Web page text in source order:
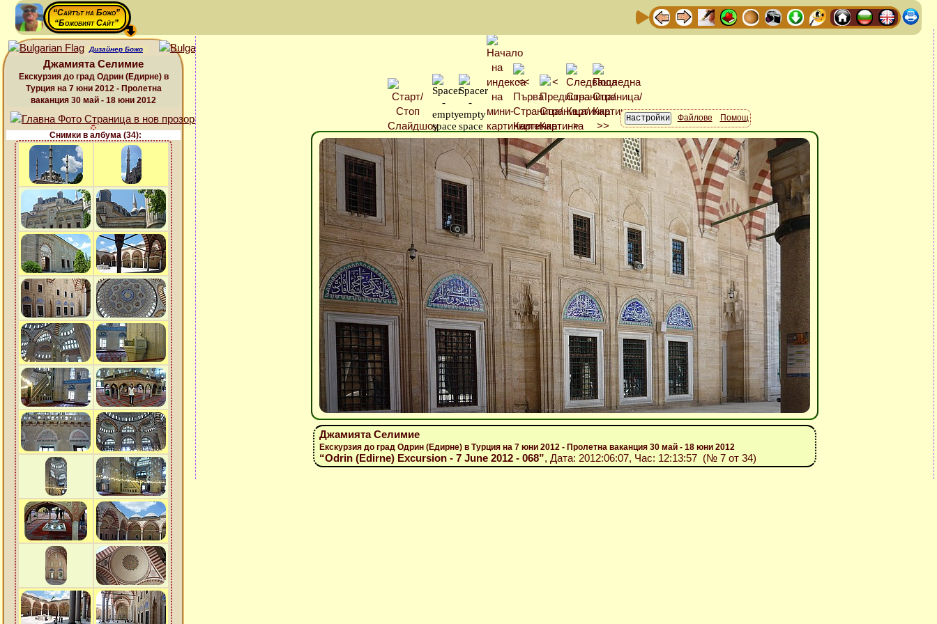
“Сайтът на Божо”
“Божовият Сайт”
Дизайнер Божо
Джамията Селимие
Екскурзия до град Одрин (Едирне) в
Турция на 7 юни 2012 - Пролетна
ваканция 30 май - 18 юни 2012
Снимки в албума (34):
Файлове Помощ
Джамията Селимие
Екскурзия до град Одрин (Едирне) в Турция на 7 юни 2012 - Пролетна ваканция 30 май - 18 юни 2012
“Odrin (Edirne) Excursion - 7 June 2012 - 068”, Дата: 2012:06:07, Час: 12:13:57 (№ 7 от 34)